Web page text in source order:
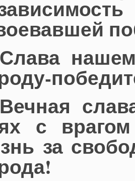
Слава
Вечная
с
за